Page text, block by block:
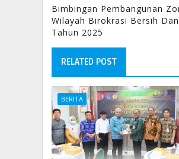
Bimbingan Pembangunan
Wilayah Birokrasi Bersih
Tahun 2025
RELATED POST
BERITA